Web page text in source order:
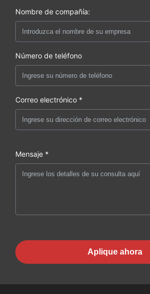
Nombre de compañía:
Número de teléfono
Correo electrónico *
Mensaje *
Aplique ahora